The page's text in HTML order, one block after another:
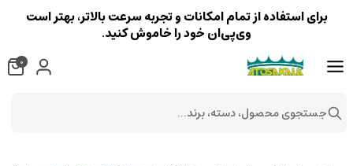
برای استفاده از تمام امکانات و تجربه سرعت بالاتر، بهتر است
وی‌پی‌ان خود را خاموش کنید.
0
جستجوی محصول، دسته، برند...